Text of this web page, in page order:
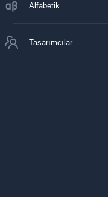
Alfabetik
Tasarımcılar